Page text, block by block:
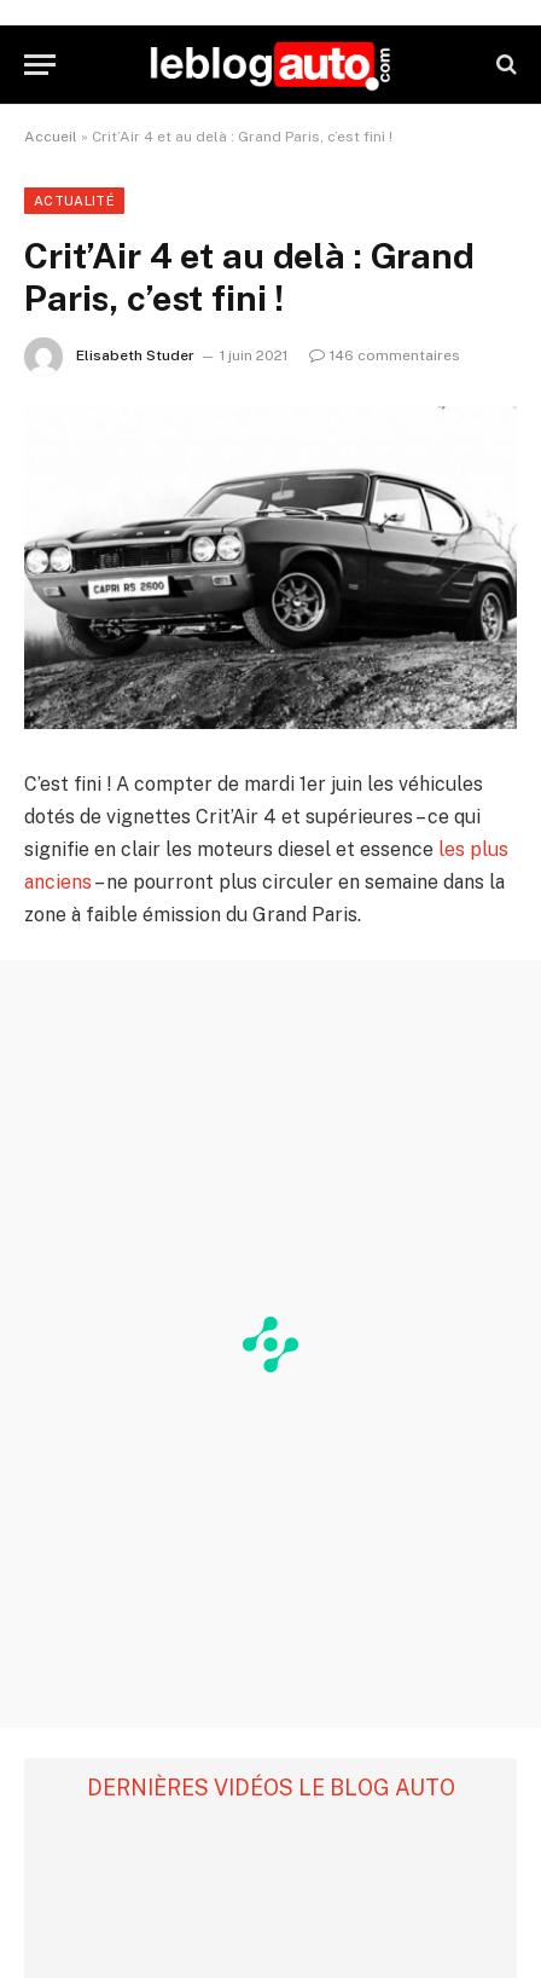
Accueil » Crit’Air 4 et au delà : Grand Paris, c’est fini !
ACTUALITÉ
Crit’Air 4 et au delà : Grand
Paris, c’est fini !
Elisabeth Studer 1 juin 2021 146 commentaires
C’est fini ! A compter de mardi 1er juin les véhicules
dotés de vignettes Crit’Air 4 et supérieures – ce qui
signifie en clair les moteurs diesel et essence les plus
anciens – ne pourront plus circuler en semaine dans la
zone à faible émission du Grand Paris.
DERNIÈRES VIDÉOS LE BLOG AUTO